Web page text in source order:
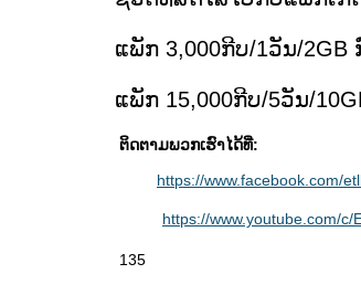
ແພັກ 3,000ກີບ/1ວັນ/2GB
ແພັກ 15,000ກີບ/5ວັນ/
ຕິດຕາມພວກເຮົາໄດ້ທີ່:
https://www.facebook.com/
https://www.youtube.com/c/
135